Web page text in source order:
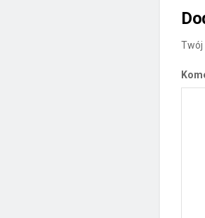
Twój